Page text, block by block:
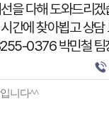
을 다해 도와드리
간에 찾아뵙고 상담
0376 박민철 팀
니다^^